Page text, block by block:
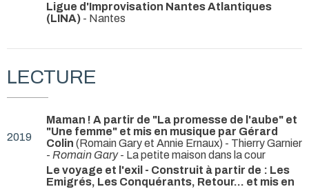
Ligue d'Improvisation Nantes Atlantiques
(LINA) - Nantes
LECTURE
2019
Maman ! A partir de "La promesse de l'aube" et
"Une femme" et mis en musique par Gérard
Colin (Romain Gary et Annie Ernaux) - Thierry Garnier
- Romain Gary- La petite maison dans la cour
Le voyage et l'exil - Construit à partir de : Les
Emigrés, Les Conquérants, Retour... et mis en